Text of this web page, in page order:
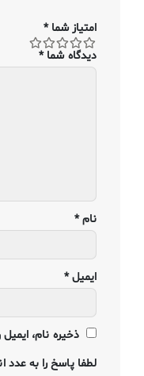
امتیاز شما*
دیدگاه شما*
نام*
ایمیل*
ذخیره نام،
لطفا پاسخ را به عدد